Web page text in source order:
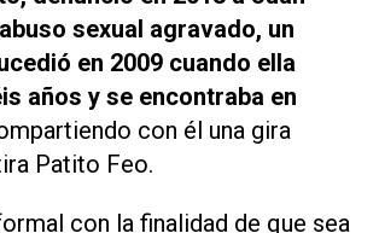
sexual agravado, un
en 2009 cuando ella
años y se encontraba en
con él una gira
Patito Feo.
con la finalidad de que sea